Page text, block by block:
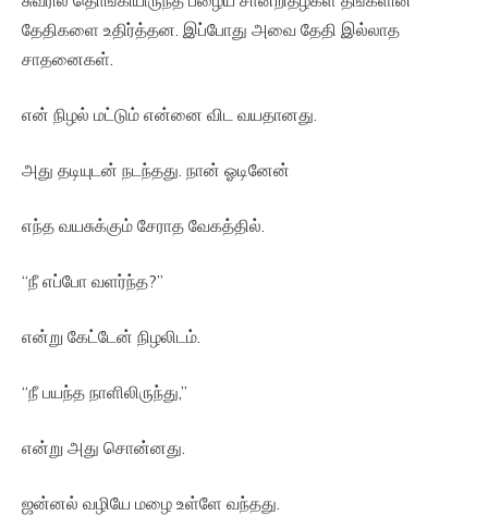
தேதிகளை உதிர்த்தன. இப்போது அவை தேதி இல்லாத
சாதனைகள்.
என் நிழல் மட்டும் என்னை விட வயதானது.
அது தடியுடன் நடந்தது. நான் ஓடினேன்
எந்த வயசுக்கும் சேராத வேகத்தில்.
“நீ எப்போ வளர்ந்த?”
என்று கேட்டேன் நிழலிடம்.
“நீ பயந்த நாளிலிருந்து,”
என்று அது சொன்னது.
ஜன்னல் வழியே மழை உள்ளே வந்தது.